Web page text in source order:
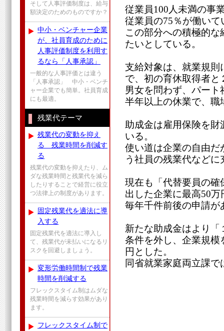
従業員100人未満の事
従業員の75％が働いて
この部分への積極的
たいとしている。
支給対象は、就業規則
で、初の育休取得者と
男女を問わず、パート
半年以上の休業で、職
助成金は雇用保険を
いる。
使い道は企業の自由だ
う社員の残業代など
現在も「代替要員の確
出した企業に最高50
毎年千件前後の申請が
新たな助成金はより
条件を外し、企業規模
円とした。
同省就業家庭両立課
そして人事評価制度は、給与
額決定のためのものですか？
中小・ベンチャー企業
が、社員育成のために
人事評価制度を利用す
るなら「人事承認」
一般的な人事評価とは違う
「人事承認」 中小・ベンチ
ャー企業でも簡単。社員育成
にも最適。
残業代テーマ
残業代の変動を抑え
る 残業時間を削減す
る
残業代の変動を抑えたり、ム
ダな残業時間と残業代を減ら
したりすることで経営に役立
つ法律上の制度があります。
固定残業代を適法に導
入する
固定残業代を適法に導入し
て、残業代が未払いになるリ
スクを回避しましょう。
変形労働時間制で残業
時間を削減する
フレックスタイム制はムダな
残業時間を減らす効果があり
ます。
フレックスタイム制で